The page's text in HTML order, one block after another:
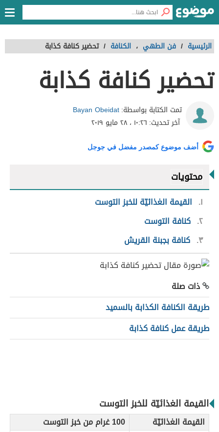
الرئيسية / فن الطهي ، الكنافة / تحضير كنافة كذابة
تحضير كنافة كذابة
تمت الكتابة بواسطة:Bayan Obeidat
آخر تحديث: ١٠:٢٦ ، ٢٨ مايو ٢٠١٩
أضف موضوع كمصدر مفضل في جوجل
محتويات
١
القيمة الغذائيّة للخبز التوست
٢ كنافة التوست
٣ كنافة بجبنة القريش
ذات صلة
طريقة الكنافة الكذابة بالسميد
طريقة عمل كنافة كذابة
القيمة الغذائيّة للخبز التوست
القيمة الغذائيّة
100 غرام من خبز التوست